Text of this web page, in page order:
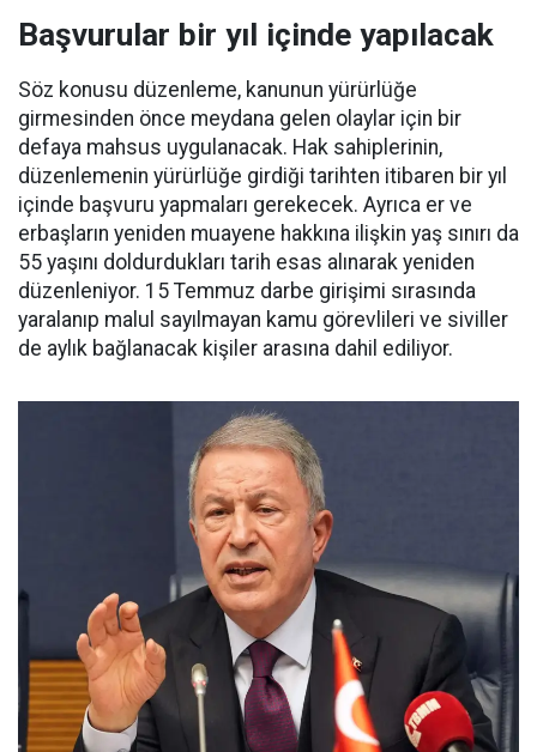
Başvurular bir yıl içinde yapılacak
Söz konusu düzenleme, kanunun yürürlüğe
girmesinden önce meydana gelen olaylar için bir
defaya mahsus uygulanacak. Hak sahiplerinin,
düzenlemenin yürürlüğe girdiği tarihten itibaren bir yıl
içinde başvuru yapmaları gerekecek. Ayrıca er ve
erbaşların yeniden muayene hakkına ilişkin yaş sınırı da
55 yaşını doldurdukları tarih esas alınarak yeniden
düzenleniyor. 15 Temmuz darbe girişimi sırasında
yaralanıp malul sayılmayan kamu görevlileri ve siviller
de aylık bağlanacak kişiler arasına dahil ediliyor.